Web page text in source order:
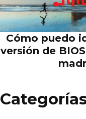
Cómo puedo
versión de